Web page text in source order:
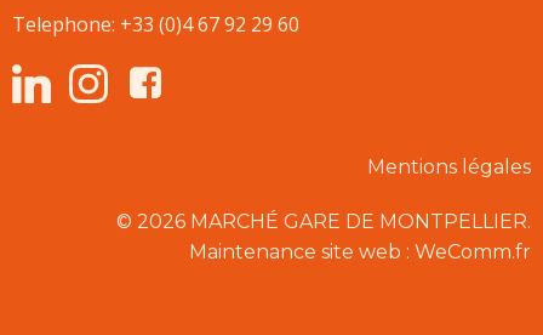
Telephone: +33 (0)4 67 92 29 60
Mentions légales
© 2026 MARCHÉ GARE DE MONTPELLIER.
Maintenance site web : WeComm.fr